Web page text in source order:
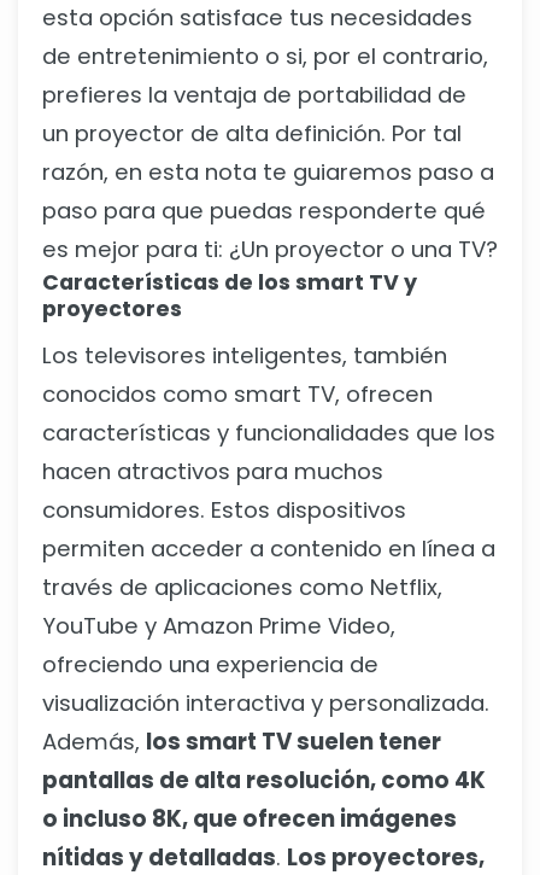
esta opción satisface tus necesidades
de entretenimiento o si, por el contrario,
prefieres la ventaja de portabilidad de
un proyector de alta definición. Por tal
razón, en esta nota te guiaremos paso a
paso para que puedas responderte qué
es mejor para ti: ¿Un proyector o una TV?
Características de los smart TV y
proyectores
Los televisores inteligentes, también
conocidos como smart TV, ofrecen
características y funcionalidades que los
hacen atractivos para muchos
consumidores. Estos dispositivos
permiten acceder a contenido en línea a
través de aplicaciones como Netflix,
YouTube y Amazon Prime Video,
ofreciendo una experiencia de
visualización interactiva y personalizada.
Además, los smart TV suelen tener
pantallas de alta resolución, como 4K
o incluso 8K, que ofrecen imágenes
nítidas y detalladas. Los proyectores,